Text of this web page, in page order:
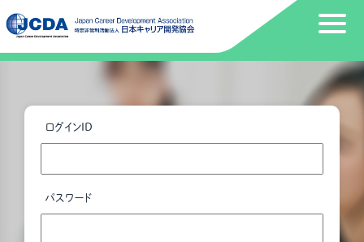
ログインID
パスワード